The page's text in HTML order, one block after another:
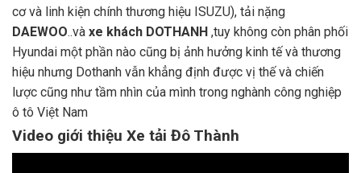
cơ và linh kiện chính thương hiệu ISUZU), tải nặng
DAEWOO..và xe khách DOTHANH ,tuy không còn phân phối
Hyundai một phần nào cũng bị ảnh hưởng kinh tế và thương
hiệu nhưng Dothanh vẫn khẳng định được vị thế và chiến
lược cũng như tầm nhìn của mình trong nghành công nghiệp
ô tô Việt Nam
Video giới thiệu Xe tải Đô Thành